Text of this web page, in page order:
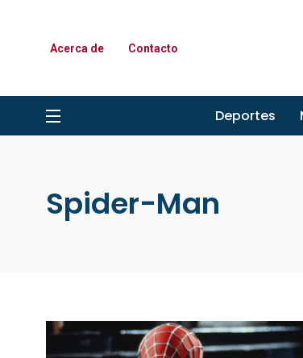
Acerca de Contacto
Deportes
Spider-Man